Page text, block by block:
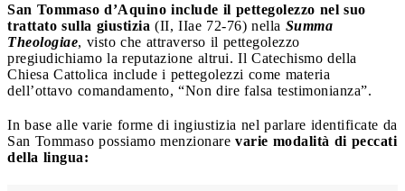
San Tommaso d’Aquino include il pettegolezzo nel suo
trattato sulla giustizia (II, IIae 72-76) nella Summa
Theologiae, visto che attraverso il pettegolezzo
pregiudichiamo la reputazione altrui. Il Catechismo della
Chiesa Cattolica include i pettegolezzi come materia
dell’ottavo comandamento, “Non dire falsa testimonianza”.
In base alle varie forme di ingiustizia nel parlare identificate da
San Tommaso possiamo menzionare varie modalità di peccati
della lingua: